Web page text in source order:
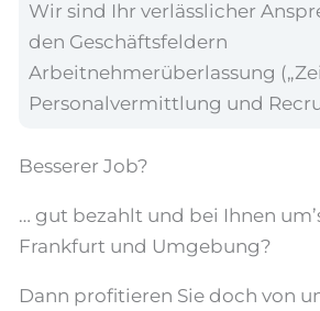
Wir sind Ihr verlässlicher
den Geschäftsfeldern
Arbeitnehmerüberlassung
Personalvermittlung und
Besserer Job?
… gut bezahlt und bei Ihnen
Frankfurt und Umgebung?
Dann profitieren Sie doch von